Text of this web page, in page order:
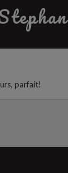
parfait!